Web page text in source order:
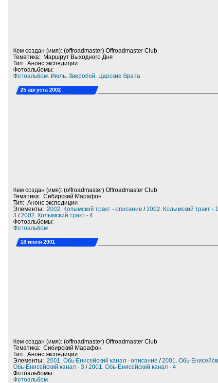
Кем создан (имя): (offroadmaster) Offroadmaster Club
Тематика: Маршрут Выходного Дня
Тип: Анонс экспедиции
Фотоальбомы:
Фотоальбом. Июль. Зверобой. Царские Врата
25 августа 2002
Кем создан (имя): (offroadmaster) Offroadmaster Club
Тематика: Сибирский Марафон
Тип: Анонс экспедиции
Элементы:2002. Колымский тракт - описание /2002. Колымский тракт -
3 /2002. Колымский тракт - 4
Фотоальбомы:
Фотоальбом
18 июля 2001
Кем создан (имя): (offroadmaster) Offroadmaster Club
Тематика: Сибирский Марафон
Тип: Анонс экспедиции
Элементы:2001. Обь-Енисейский канал - описание /2001. Обь-
Обь-Енисейский канал - 3 /2001. Обь-Енисейский канал - 4
Фотоальбомы:
Фотоальбом